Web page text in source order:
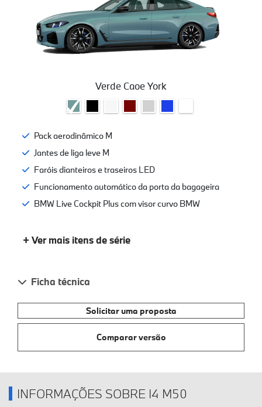
Verde Caoe York
Pack aerodinâmico M
Jantes de liga leve M
Faróis dianteiros e traseiros LED
Funcionamento automático da porta da bagageira
BMW Live Cockpit Plus com visor curvo BMW
+ Ver mais itens de série
Ficha técnica
Solicitar uma proposta
Comparar versão
INFORMAÇÕES SOBRE I4 M50